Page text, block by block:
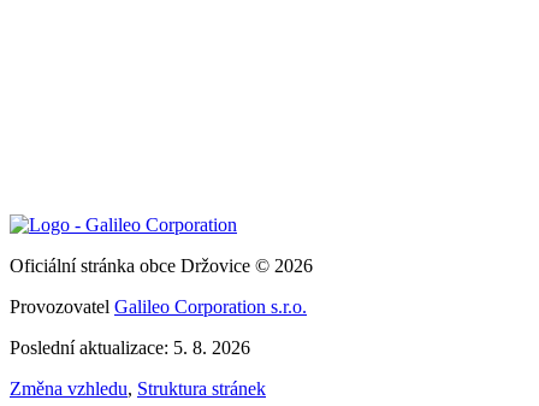
Oficiální stránka obce Držovice © 2026
Provozovatel Galileo Corporation s.r.o.
Poslední aktualizace: 5. 8. 2026
Změna vzhledu, Struktura stránek